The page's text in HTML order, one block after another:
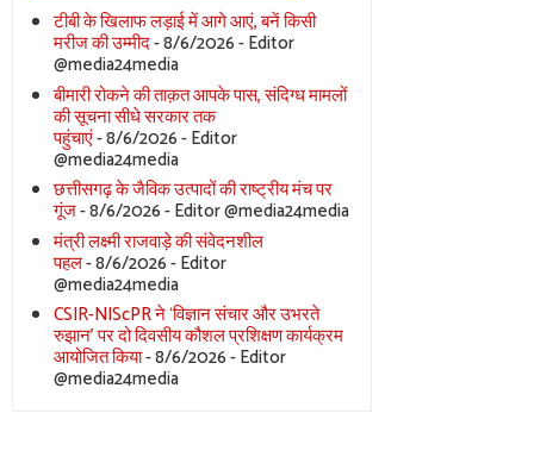
टीबी के खिलाफ लड़ाई में आगे आएं, बनें किसी
मरीज की उम्मीद- 8/6/2026- Editor
@media24media
बीमारी रोकने की ताक़त आपके पास, संदिग्ध मामलों
की सूचना सीधे सरकार तक
पहुंचाएं- 8/6/2026- Editor
@media24media
छत्तीसगढ़ के जैविक उत्पादों की राष्ट्रीय मंच पर
गूंज- 8/6/2026- Editor @media24media
मंत्री लक्ष्मी राजवाड़े की संवेदनशील
पहल- 8/6/2026- Editor
@media24media
CSIR-NIScPR ने ‘विज्ञान संचार और उभरते
रुझान’ पर दो दिवसीय कौशल प्रशिक्षण कार्यक्रम
आयोजित किया- 8/6/2026- Editor
@media24media